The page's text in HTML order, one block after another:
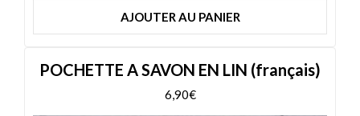
AJOUTER AU PANIER
POCHETTE A SAVON EN LIN (français)
6,90€